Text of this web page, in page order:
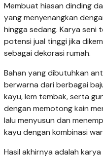
Membuat hiasan dinding
yang menyenangkan
hingga sedang. Karya seni
potensi jual tinggi jika
sebagai dekorasi rumah.
Bahan yang dibutuhkan
berwarna dari berbagai
kayu, lem tembak, serta
dengan memotong kain
lalu menyusun dan
kayu dengan kombinasi
Hasil akhirnya adalah